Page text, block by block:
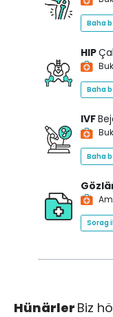
Baha
HIP
Baha
IVF
Baha
Sorag
Hünärler Biz